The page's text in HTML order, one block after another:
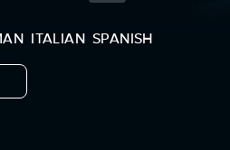
ITALIAN SPANISH